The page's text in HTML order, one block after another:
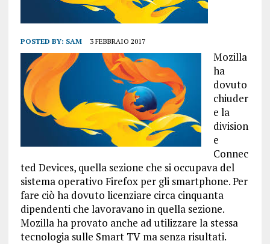
POSTED BY: SAM 3 FEBBRAIO 2017
Mozilla
ha
dovuto
chiuder
e la
division
e
Connec
ted Devices, quella sezione che si occupava del
sistema operativo Firefox per gli smartphone. Per
fare ciò ha dovuto licenziare circa cinquanta
dipendenti che lavoravano in quella sezione.
Mozilla ha provato anche ad utilizzare la stessa
tecnologia sulle Smart TV ma senza risultati.